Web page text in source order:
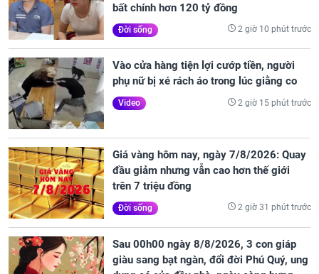
bất chính hơn 120 tỷ đồng
Đời sống 2 giờ 10 phút trước
Vào cửa hàng tiện lợi cướp tiền, người
phụ nữ bị xé rách áo trong lúc giằng co
Video 2 giờ 15 phút trước
Giá vàng hôm nay, ngày 7/8/2026: Quay
đầu giảm nhưng vẫn cao hơn thế giới
trên 7 triệu đồng
Đời sống 2 giờ 31 phút trước
Sau 00h00 ngày 8/8/2026, 3 con giáp
giàu sang bạt ngàn, đổi đời Phú Quý, ung